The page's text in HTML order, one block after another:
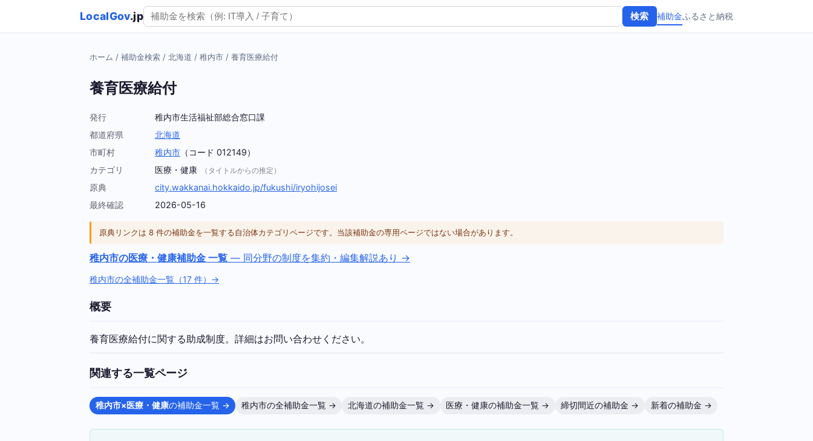
LocalGov.jp 検索 補助金ふるさと納税
ホーム / 補助金検索 / 北海道 / 稚内市 / 養育医療給付
養育医療給付
発行
稚内市生活福祉部総合窓口課
都道府県
北海道
市町村
稚内市 （コード 012149）
カテゴリ
医療・健康 （タイトルからの推定）
原典
city.wakkanai.hokkaido.jp/fukushi/iryohijosei
最終確認
2026-05-16
原典リンクは 8 件の補助金を一覧する自治体カテゴリページです。当該補助金の専用ページではない場合があります。
稚内市の医療・健康補助金 一覧 — 同分野の制度を集約・編集解説あり →
稚内市の全補助金一覧（17 件）→
概要
養育医療給付に関する助成制度。詳細はお問い合わせください。
関連する一覧ページ
稚内市×医療・健康の補助金一覧 → 稚内市の全補助金一覧 → 北海道の補助金一覧 → 医療・健康の補助金一覧 → 締切間近の補助金 → 新着の補助金 →